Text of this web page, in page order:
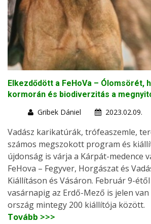
Elkezdődött a FeHoVa – Ólomsörét,
kormorán és biodiverzitás a
Gribek Dániel
2023.02.09.
Vadász karikatúrák, trófeaszemle,
számos megszokott program és
újdonság is várja a Kárpát-medence
FeHova – Fegyver, Horgászat és
Kiállításon és Vásáron. Február 9-
vasárnapig az Erdő-Mező is jelen van
ország mintegy 200 kiállítója között.
Tovább >>>